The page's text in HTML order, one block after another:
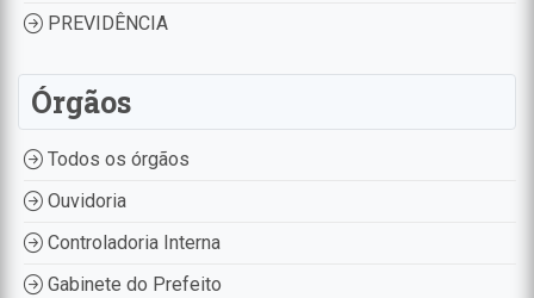
PREVIDÊNCIA
Órgãos
Todos os órgãos
Ouvidoria
Controladoria Interna
Gabinete do Prefeito